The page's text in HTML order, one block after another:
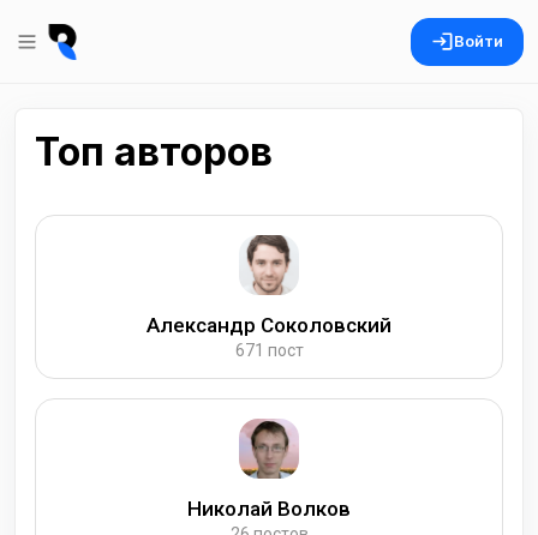
Войти
Топ авторов
Александр Соколовский
671 пост
Николай Волков